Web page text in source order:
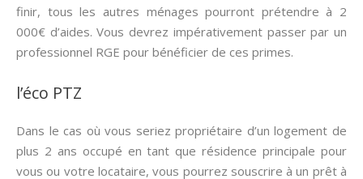
finir, tous les autres ménages pourront prétendre à 2
000€ d’aides. Vous devrez impérativement passer par un
professionnel RGE pour bénéficier de ces primes.
l’éco PTZ
Dans le cas où vous seriez propriétaire d’un logement de
plus 2 ans occupé en tant que résidence principale pour
vous ou votre locataire, vous pourrez souscrire à un prêt à